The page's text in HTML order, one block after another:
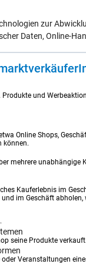
zur
Daten, Online-
und
Online Shops,
können.
mehrere unabhängige
Kauferlebnis im
im Geschäft
seine Produkte verkauft.
oder Veranstaltungen